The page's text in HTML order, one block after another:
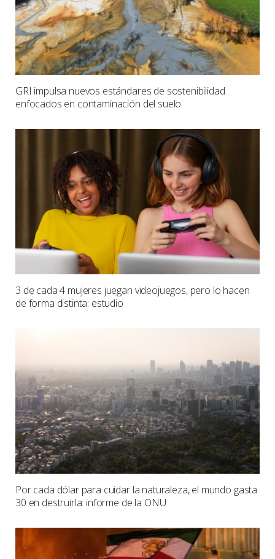
GRI impulsa nuevos estándares de sostenibilidad
enfocados en contaminación del suelo
3 de cada 4 mujeres juegan videojuegos, pero lo hacen
de forma distinta: estudio
Por cada dólar para cuidar la naturaleza, el mundo gasta
30 en destruirla: informe de la ONU